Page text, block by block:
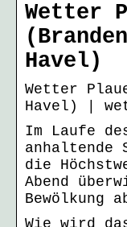
Wetter
Havel)
Wetter
Havel) |
Im Laufe
anhaltende
die
Abend
Bewölkung